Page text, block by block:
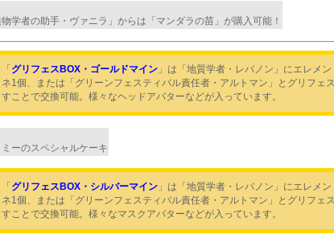
物学者の助手・ヴァニラ」からは「マンダラの苗」が購入可能！
「 グリフェスBOX・ゴールドマイン」は「地質学者・レバノン」にエレメ
ネ1個、または「グリーンフェスティバル責任者・アルトマン」とグリフェ
すことで交換可能。様々なヘッドアバターなどが入っています。
ミーのスペシャルケーキ
「 グリフェスBOX・シルバーマイン」は「地質学者・レバノン」にエレメ
ネ1個、または「グリーンフェスティバル責任者・アルトマン」とグリフェ
すことで交換可能。様々なマスクアバターなどが入っています。